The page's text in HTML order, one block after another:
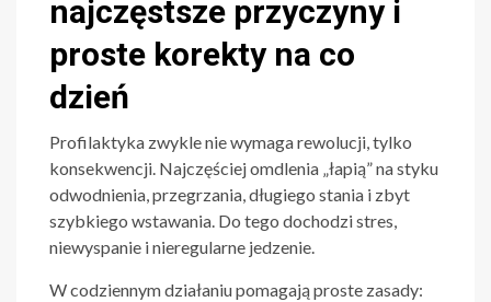
najczęstsze przyczyny i
proste korekty na co
dzień
Profilaktyka zwykle nie wymaga rewolucji, tylko
konsekwencji. Najczęściej omdlenia „łapią” na styku
odwodnienia, przegrzania, długiego stania i zbyt
szybkiego wstawania. Do tego dochodzi stres,
niewyspanie i nieregularne jedzenie.
W codziennym działaniu pomagają proste zasady: